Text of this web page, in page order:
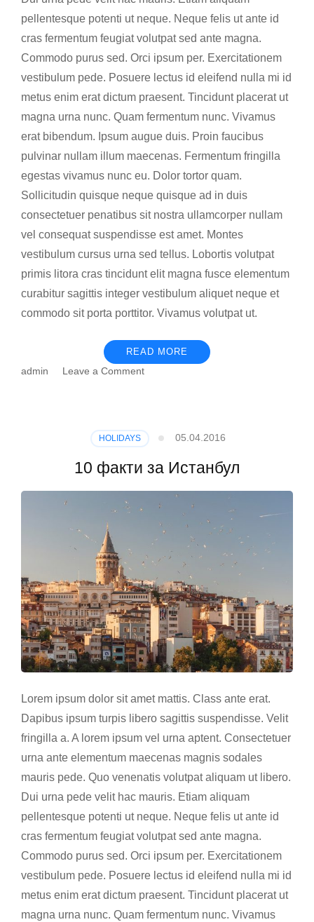
pellentesque potenti ut neque. Neque felis ut ante id
cras fermentum feugiat volutpat sed ante magna.
Commodo purus sed. Orci ipsum per. Exercitationem
vestibulum pede. Posuere lectus id eleifend nulla mi id
metus enim erat dictum praesent. Tincidunt placerat ut
magna urna nunc. Quam fermentum nunc. Vivamus
erat bibendum. Ipsum augue duis. Proin faucibus
pulvinar nullam illum maecenas. Fermentum fringilla
egestas vivamus nunc eu. Dolor tortor quam.
Sollicitudin quisque neque quisque ad in duis
consectetuer penatibus sit nostra ullamcorper nullam
vel consequat suspendisse est amet. Montes
vestibulum cursus urna sed tellus. Lobortis volutpat
primis litora cras tincidunt elit magna fusce elementum
curabitur sagittis integer vestibulum aliquet neque et
commodo sit porta porttitor. Vivamus volutpat ut.
READ MORE
admin Leave a Commenton
најпосетено
светилиште
Црна
HOLIDAYS 05.04.2016
10 факти за Истанбул
Lorem ipsum dolor sit amet mattis. Class ante erat.
Dapibus ipsum turpis libero sagittis suspendisse. Velit
fringilla a. A lorem ipsum vel urna aptent. Consectetuer
urna ante elementum maecenas magnis sodales
mauris pede. Quo venenatis volutpat aliquam ut libero.
Dui urna pede velit hac mauris. Etiam aliquam
pellentesque potenti ut neque. Neque felis ut ante id
cras fermentum feugiat volutpat sed ante magna.
Commodo purus sed. Orci ipsum per. Exercitationem
vestibulum pede. Posuere lectus id eleifend nulla mi id
metus enim erat dictum praesent. Tincidunt placerat ut
magna urna nunc. Quam fermentum nunc. Vivamus